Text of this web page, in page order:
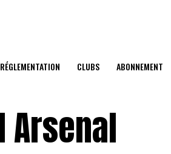
RÉGLEMENTATION CLUBS ABONNEMENT